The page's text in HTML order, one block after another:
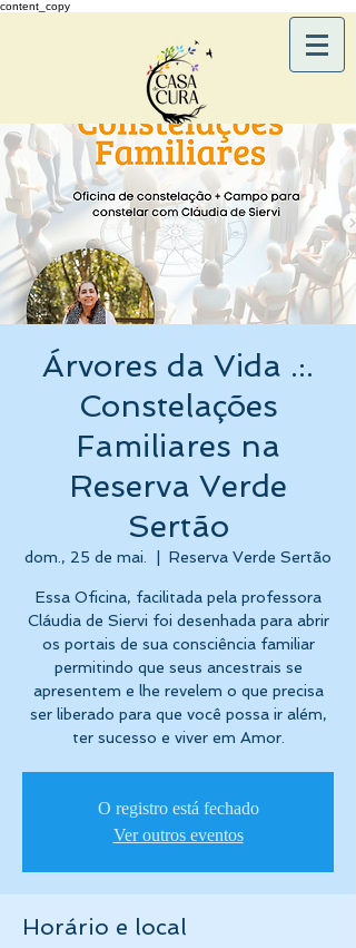
content_copy
Árvores da Vida .:.
Constelações
Familiares na
Reserva Verde
Sertão
dom., 25 de mai. Reserva Verde Sertão
Essa Oficina, facilitada pela professora
Cláudia de Siervi foi desenhada para abrir
os portais de sua consciência familiar
permitindo que seus ancestrais se
apresentem e lhe revelem o que precisa
ser liberado para que você possa ir além,
ter sucesso e viver em Amor.
O registro está fechado
Ver outros eventos
Horário e local